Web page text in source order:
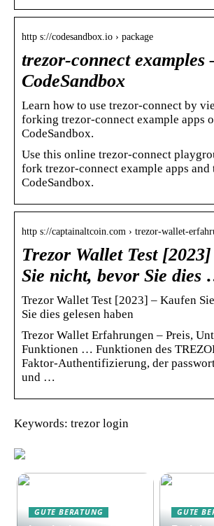
http s://codesandbox.io › package
trezor-connect examples
CodeSandbox
Learn how to use trezor-connect by
forking trezor-connect example apps
CodeSandbox.
Use this online trezor-connect
fork trezor-connect example apps and
CodeSandbox.
http s://captainaltcoin.com › trezor-wallet-
Trezor Wallet Test
Sie nicht, bevor Sie dies
Trezor Wallet Test [2023] – Kaufen
Sie dies gelesen haben
Trezor Wallet Erfahrungen – Preis,
Funktionen … Funktionen des
Faktor-Authentifizierung, der
und …
Keywords: trezor login
GUTE BERATUNG GUTE